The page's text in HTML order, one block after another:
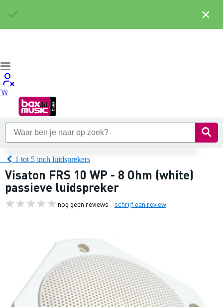
1 tot 5 inch luidsprekers
Visaton FRS 10 WP - 8 Ohm (white)
passieve luidspreker
nog geen reviews schrijf een review
×